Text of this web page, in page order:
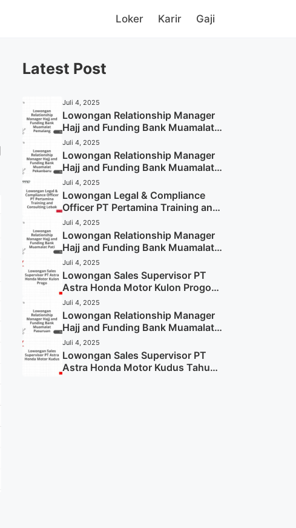
Loker Karir Gaji
Latest Post
Juli 4, 2025
Lowongan Relationship Manager
Hajj and Funding Bank Muamalat
Pemalang Tahun 2025
Juli 4, 2025
Lowongan Relationship Manager
Hajj and Funding Bank Muamalat
Pekanbaru Tahun 2025 (Apply
Now)
Juli 4, 2025
Lowongan Legal & Compliance
Officer PT Pertamina Training and
Consulting Lebak Tahun 2025
(Apply Now)
Juli 4, 2025
Lowongan Relationship Manager
Hajj and Funding Bank Muamalat
Pati Tahun 2025 (Lamar
Sekarang)
Juli 4, 2025
Lowongan Sales Supervisor PT
Astra Honda Motor Kulon Progo
Tahun 2025 (Resmi)
Juli 4, 2025
Lowongan Relationship Manager
Hajj and Funding Bank Muamalat
Pasuruan Tahun 2025 (Apply
Now)
Juli 4, 2025
Lowongan Sales Supervisor PT
Astra Honda Motor Kudus Tahun